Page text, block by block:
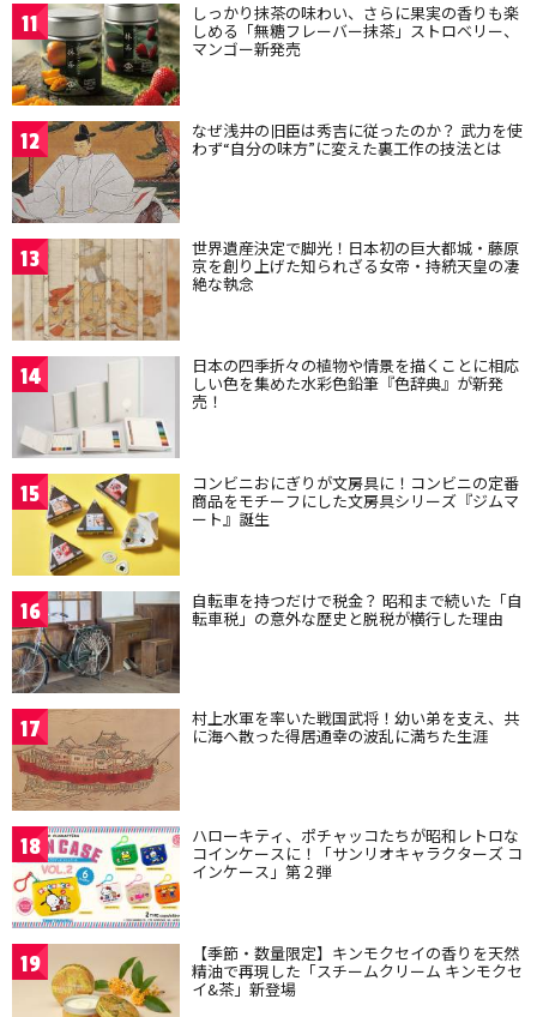
11 しっかり抹茶の味わい、さらに果実の香りも楽
しめる「無糖フレーバー抹茶」ストロベリー、
マンゴー新発売
12 なぜ浅井の旧臣は秀吉に従ったのか？ 武力を使
わず“自分の味方”に変えた裏工作の技法とは
13 世界遺産決定で脚光！日本初の巨大都城・藤原
京を創り上げた知られざる女帝・持統天皇の凄
絶な執念
14 日本の四季折々の植物や情景を描くことに相応
しい色を集めた水彩色鉛筆『色辞典』が新発
売！
15 コンビニおにぎりが文房具に！コンビニの定番
商品をモチーフにした文房具シリーズ『ジムマ
ート』誕生
16 自転車を持つだけで税金？ 昭和まで続いた「自
転車税」の意外な歴史と脱税が横行した理由
17 村上水軍を率いた戦国武将！幼い弟を支え、共
に海へ散った得居通幸の波乱に満ちた生涯
18 ハローキティ、ポチャッコたちが昭和レトロな
コインケースに！「サンリオキャラクターズ コ
インケース」第２弾
19 【季節・数量限定】キンモクセイの香りを天然
精油で再現した「スチームクリーム キンモクセ
イ&茶」新登場